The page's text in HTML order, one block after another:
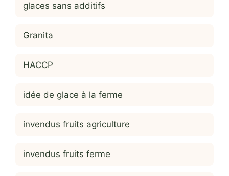
glaces sans additifs
Granita
HACCP
idée de glace à la ferme
invendus fruits agriculture
invendus fruits ferme